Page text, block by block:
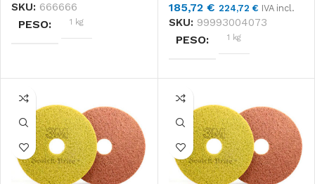
SKU: 666666
PESO 1 kg
33 × 33 × 14 cm
MARCAS 3M
FORMATO CAJA 5
185,72 € 224,72 € IVA incl.
SKU: 99993004073
PESO 1 kg
DIMENSIONES
41 × 41 × 14 cm
MARCAS 3M